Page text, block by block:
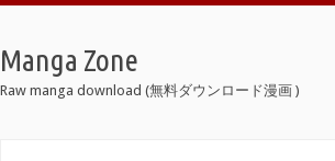
Manga Zone
Raw manga download (無料ダウンロード漫画 )